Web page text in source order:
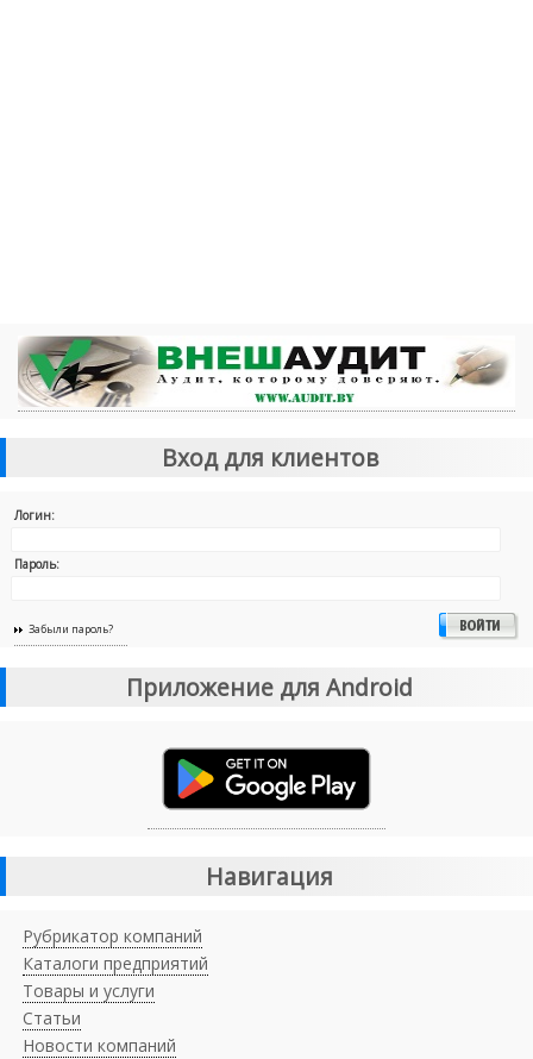
Вход для клиентов
Логин:
Пароль:
Забыли пароль?
Приложение для Android
Навигация
Рубрикатор компаний
Каталоги предприятий
Товары и услуги
Статьи
Новости компаний